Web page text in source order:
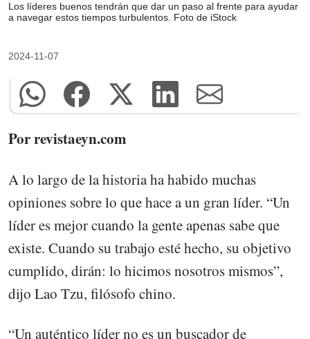
Los líderes buenos tendrán que dar un paso al frente para ayudar
a navegar estos tiempos turbulentos. Foto de iStock
2024-11-07
Por revistaeyn.com
A lo largo de la historia ha habido muchas
opiniones sobre lo que hace a un gran líder. “Un
líder es mejor cuando la gente apenas sabe que
existe. Cuando su trabajo esté hecho, su objetivo
cumplido, dirán: lo hicimos nosotros mismos”,
dijo Lao Tzu, filósofo chino.
“Un auténtico líder no es un buscador de